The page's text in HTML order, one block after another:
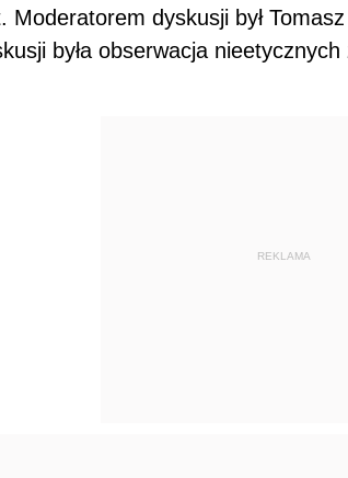
Moderatorem dyskusji był
była obserwacja
REKLAMA